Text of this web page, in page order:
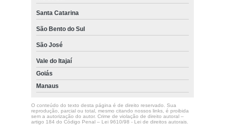
Santa Catarina
São Bento do Sul
São José
Vale do Itajaí
Goiás
Manaus
O conteúdo do texto desta página é de direito reservado. Sua
reprodução, parcial ou total, mesmo citando nossos links, é proibida
sem a autorização do autor. Crime de violação de direito autoral –
artigo 184 do Código Penal – Lei 9610/98 - Lei de direitos autorais.